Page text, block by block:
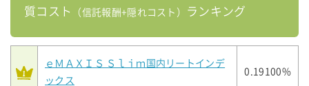
質コスト
（信託報酬+隠れコスト） ランキング
ｅＭＡＸＩＳ Ｓｌｉｍ国内リートインデ
ックス
0.19100%